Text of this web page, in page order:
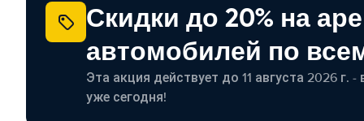
Скидки до 20% на
автомобилей по
Эта акция действует до 11 августа 2026 г.
уже сегодня!